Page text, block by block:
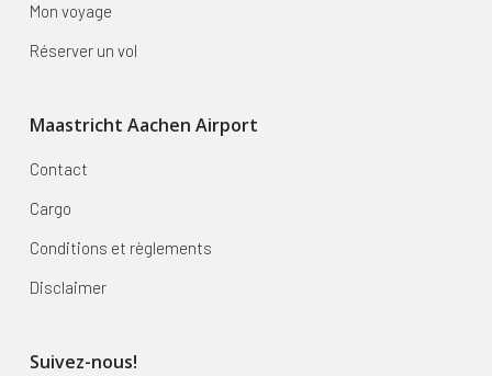
Mon voyage
Réserver un vol
Maastricht Aachen Airport
Contact
Cargo
Conditions et règlements
Disclaimer
Suivez-nous!